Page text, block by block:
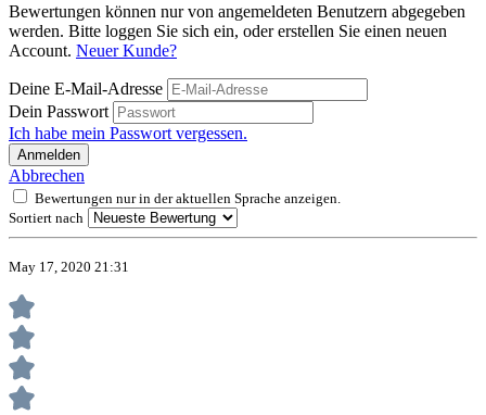
Bewertungen können nur von angemeldeten Benutzern abgegeben
werden. Bitte loggen Sie sich ein, oder erstellen Sie einen neuen
Account. Neuer Kunde?
Deine E-Mail-Adresse
Dein Passwort
Ich habe mein Passwort vergessen.
Anmelden
Abbrechen
Bewertungen nur in der aktuellen Sprache anzeigen.
Sortiert nach
May 17, 2020 21:31